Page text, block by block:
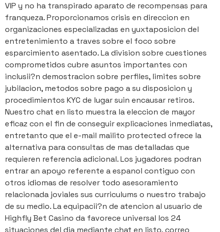
VIP y no ha transpirado aparato de recompensas para
franqueza. Proporcionamos crisis en direccion en
organizaciones especializadas en yuxtaposicion del
entretenimiento a traves sobre el foco sobre
esparcimiento asentado. La division sobre cuestiones
comprometidos cubre asuntos importantes con
inclusii?n demostracion sobre perfiles, limites sobre
jubilacion, metodos sobre pago a su disposicion y
procedimientos KYC de lugar suin encausar retiros.
Nuestro chat en listo muestra la eleccion de mayor
eficaz con el fin de conseguir explicaciones inmediatas,
entretanto que el e-mail mailito protected ofrece la
alternativa para consultas de mas detalladas que
requieren referencia adicional. Los jugadores podran
entrar an apoyo referente a espanol contiguo con
otros idiomas de resolver todo asesoramiento
relacionada joviales sus curriculums o nuestro trabajo
de su medio. La equipacii?n de atencion al usuario de
Highfly Bet Casino da favorece universal los 24